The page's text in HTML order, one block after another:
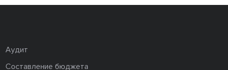
Аудит
Составление бюджета